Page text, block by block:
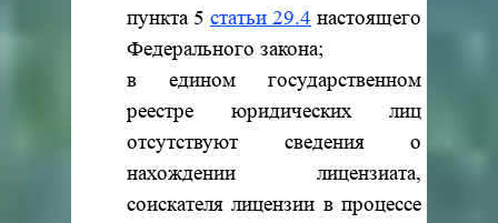
пункта 5 статьи 29.4 настоящего
Федерального закона;
в едином государственном
реестре юридических лиц
отсутствуют сведения о
нахождении лицензиата,
соискателя лицензии в процессе